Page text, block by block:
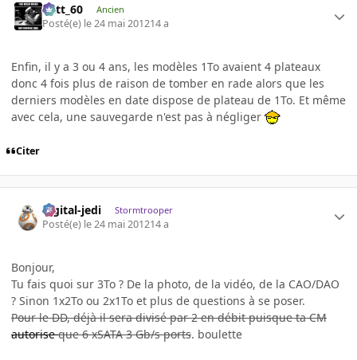
Batt_60 Ancien
Posté(e) le 24 mai 201214 a
Enfin, il y a 3 ou 4 ans, les modèles 1To avaient 4 plateaux
donc 4 fois plus de raison de tomber en rade alors que les
derniers modèles en date dispose de plateau de 1To. Et même
avec cela, une sauvegarde n'est pas à négliger
Citer
digital-jedi Stormtrooper
Posté(e) le 24 mai 201214 a
Bonjour,
Tu fais quoi sur 3To ? De la photo, de la vidéo, de la CAO/DAO
? Sinon 1x2To ou 2x1To et plus de questions à se poser.
Pour le DD, déjà il sera divisé par 2 en débit puisque ta CM
autoriseque 6 xSATA 3 Gb/s ports. boulette